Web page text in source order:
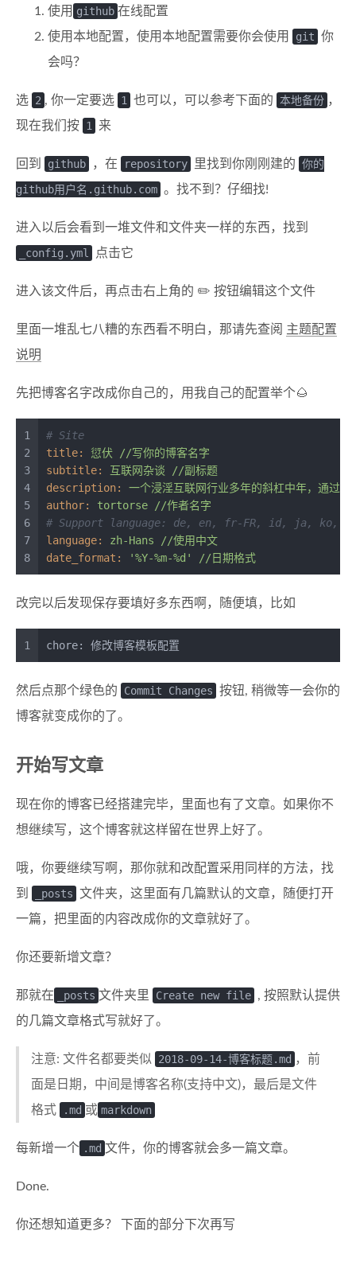
使用 github 在线配置
使用本地配置，使用本地配置需要你会使用
git 你
会吗？
选 2 , 你一定要选 1 也可以，可以参考下面的 本地备份 ，
现在我们按 1 来
回到 github ，在 repository 里找到你刚刚建的 你的
github用户名.github.com 。找不到？仔细找!
进入以后会看到一堆文件和文件夹一样的东西，找到
_config.yml
点击它
进入该文件后，再点击右上角的 ✏️ 按钮编辑这个文件
里面一堆乱七八糟的东西看不明白，那请先查阅 主题配置
说明
先把博客名字改成你自己的，用我自己的配置举个🌰
1
2
3
4
5
6
7
8
# Site
title:
愆伏
//写你的博客名字
subtitle:
互联网杂谈
//副标题
description:
一个浸淫互联网行业多年的斜杠中年，通过
author:
tortorse
//作者名字
# Support language: de, en, fr-FR, id, ja, ko,
language:
zh-Hans
//使用中文
date_format:
'%Y-%m-%d' //日期格式
改完以后发现保存要填好多东西啊，随便填，比如
1 chore: 修改博客模板配置
然后点那个绿色的 Commit Changes 按钮, 稍微等一会你的
博客就变成你的了。
开始写文章
现在你的博客已经搭建完毕，里面也有了文章。如果你不
想继续写，这个博客就这样留在世界上好了。
哦，你要继续写啊，那你就和改配置采用同样的方法，找
到
_posts 文件夹，这里面有几篇默认的文章，随便打开
一篇，把里面的内容改成你的文章就好了。
你还要新增文章？
那就在 _posts 文件夹里 Create new file , 按照默认提供
的几篇文章格式写就好了。
注意: 文件名都要类似 2018-09-14-博客标题.md ，前
面是日期，中间是博客名称(支持中文)，最后是文件
格式
.md 或 markdown
每新增一个 .md 文件，你的博客就会多一篇文章。
Done.
你还想知道更多？ 下面的部分下次再写